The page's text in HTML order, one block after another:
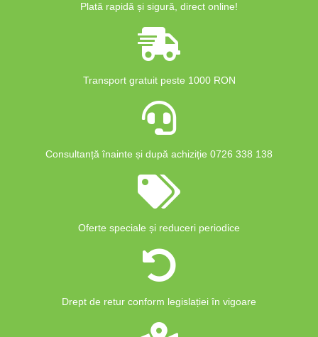
Plată rapidă și sigură, direct online!
Transport gratuit peste 1000 RON
Consultanță înainte și după achiziție 0726 338 138
Oferte speciale și reduceri periodice
Drept de retur conform legislației în vigoare